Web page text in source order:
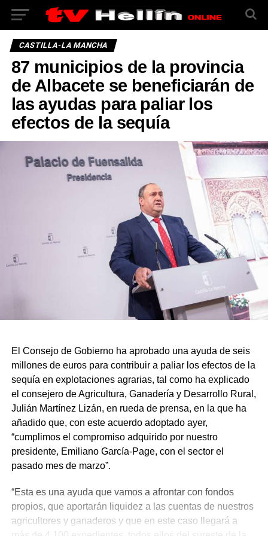
CASTILLA-LA MANCHA
87 municipios de la provincia
de Albacete se beneficiarán de
las ayudas para paliar los
efectos de la sequía
El Consejo de Gobierno ha aprobado una ayuda de seis
millones de euros para contribuir a paliar los efectos de la
sequía en explotaciones agrarias, tal como ha explicado
el consejero de Agricultura, Ganadería y Desarrollo Rural,
Julián Martínez Lizán, en rueda de prensa, en la que ha
añadido que, con este acuerdo adoptado ayer,
“cumplimos el compromiso adquirido por nuestro
presidente, Emiliano García-Page, con el sector el
pasado mes de marzo”.
“Esta es una ayuda que vamos a afrontar con fondos
propios, que aportarán liquidez a las cuentas de nuestros
agricultores y ganaderos y que en este caso llegará a